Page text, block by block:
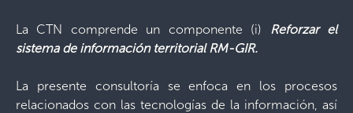
La CTN comprende un componente (i)
Reforzar el
sistema de información territorial RM-GIR.
La presente consultoría se enfoca en los procesos
relacionados con las tecnologías de la información, así